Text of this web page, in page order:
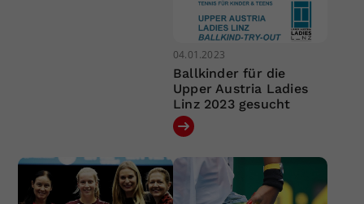
04.01.2023
Ballkinder für die
Upper Austria Ladies
Linz 2023 gesucht